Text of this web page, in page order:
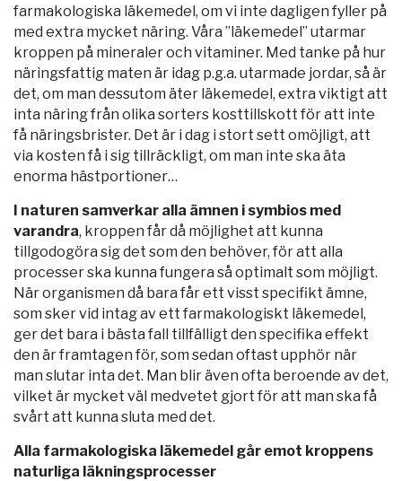
farmakologiska läkemedel, om vi inte dagligen fyller på
med extra mycket näring. Våra ”läkemedel” utarmar
kroppen på mineraler och vitaminer. Med tanke på hur
näringsfattig maten är idag p.g.a. utarmade jordar, så är
det, om man dessutom äter läkemedel, extra viktigt att
inta näring från olika sorters kosttillskott för att inte
få näringsbrister. Det är i dag i stort sett omöjligt, att
via kosten få i sig tillräckligt, om man inte ska äta
enorma hästportioner…
I naturen samverkar alla ämnen i symbios med
varandra, kroppen får då möjlighet att kunna
tillgodogöra sig det som den behöver, för att alla
processer ska kunna fungera så optimalt som möjligt.
När organismen då bara får ett visst specifikt ämne,
som sker vid intag av ett farmakologiskt läkemedel,
ger det bara i bästa fall tillfälligt den specifika effekt
den är framtagen för, som sedan oftast upphör när
man slutar inta det. Man blir även ofta beroende av det,
vilket är mycket väl medvetet gjort för att man ska få
svårt att kunna sluta med det.
Alla farmakologiska läkemedel går emot kroppens
naturliga läkningsprocesser